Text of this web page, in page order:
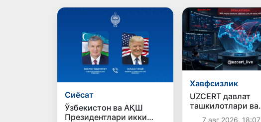
Сиёсат
Ўзбекистон ва АҚШ
Президентлари икки
Хавфсизлик
UZCERT давлат
ташкилотлари ва
корхоналарни
7 авг 2026, 18:07